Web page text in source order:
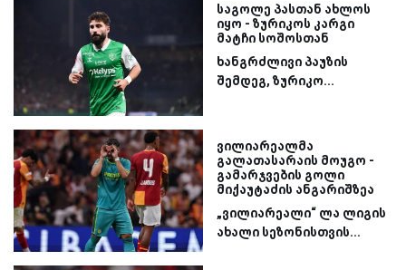
საგოლე პასთან ახლოს
იყო - ზურიკოს კარგი
მატჩი სოშოსთან
ხანგრძლივი პაუზის
შემდეგ, ზურიკო...
ვილიარეალმა
გალათასარაის მოუგო -
გამარჯვების გოლი
მიქაუტაძის ანგარიშზეა
„ვილიარეალი“ ლა ლიგის
ახალი სეზონისთვის...